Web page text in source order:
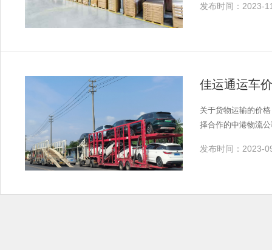
发布时间：2023-
佳运通运车
关于货物运输的价
择合作的中港物流
发布时间：2023-